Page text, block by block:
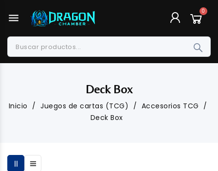
menu
Deck Box
Inicio Juegos de cartas (TCG)
Accesorios TCG
Deck Box